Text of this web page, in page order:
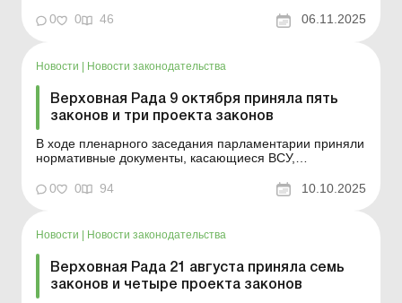
соответствующий законопроект, разработанный
помощь дл...
0 0 46 06.11.2025
Новости | Новости законодательства
Верховная Рада 9 октября приняла пять
законов и три проекта законов
В ходе пленарного заседания парламентарии приняли
нормативные документы, касающиеся ВСУ,
положения, службы транспорта, выплат
проектов нормативно-правовых акто...
0 0 94 10.10.2025
Новости | Новости законодательства
Верховная Рада 21 августа приняла семь
законов и четыре проекта законов